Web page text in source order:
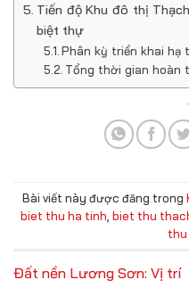
Tiến độ Khu đô thị
biệt thự
Phân kỳ triển khai hạ
Tổng thời gian hoàn
Bài viết này được đăng trong
biet thu ha tinh biet thu
thu
Đất nền Lương Sơn: Vị trí